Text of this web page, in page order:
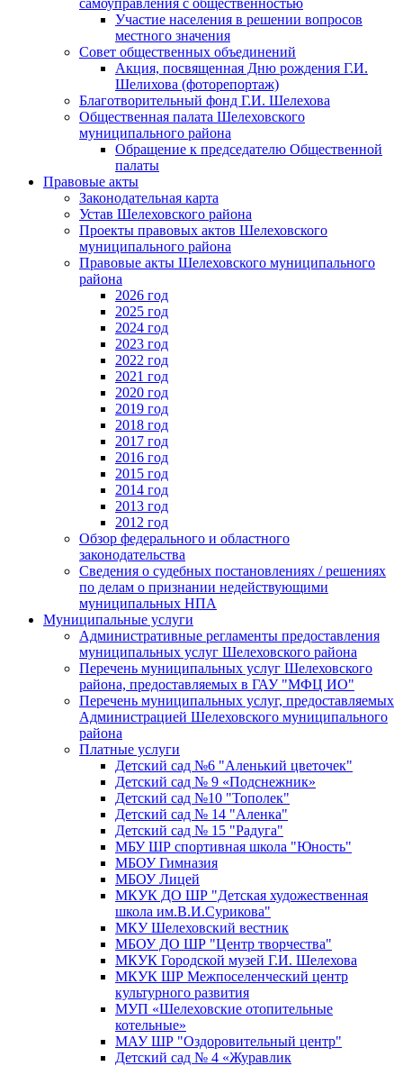
Участие населения в решении вопросов
местного значения
Совет общественных объединений
Акция, посвященная Дню рождения Г.И.
Шелихова (фоторепортаж)
Благотворительный фонд Г.И. Шелехова
Общественная палата Шелеховского
муниципального района
Обращение к председателю Общественной
палаты
Правовые акты
Законодательная карта
Устав Шелеховского района
Проекты правовых актов Шелеховского
муниципального района
Правовые акты Шелеховского муниципального
района
2026 год
2025 год
2024 год
2023 год
2022 год
2021 год
2020 год
2019 год
2018 год
2017 год
2016 год
2015 год
2014 год
2013 год
2012 год
Обзор федерального и областного
законодательства
Сведения о судебных постановлениях / решениях
по делам о признании недействующими
муниципальных НПА
Муниципальные услуги
Административные регламенты предоставления
муниципальных услуг Шелеховского района
Перечень муниципальных услуг Шелеховского
района, предоставляемых в ГАУ "МФЦ ИО"
Перечень муниципальных услуг, предоставляемых
Администрацией Шелеховского муниципального
района
Платные услуги
Детский сад №6 "Аленький цветочек"
Детский сад № 9 «Подснежник»
Детский сад №10 "Тополек"
Детский сад № 14 "Аленка"
Детский сад № 15 "Радуга"
МБУ ШР спортивная школа "Юность"
МБОУ Гимназия
МБОУ Лицей
МКУК ДО ШР "Детская художественная
школа им.В.И.Сурикова"
МКУ Шелеховский вестник
МБОУ ДО ШР "Центр творчества"
МКУК Городской музей Г.И. Шелехова
МКУК ШР Межпоселенческий центр
культурного развития
МУП «Шелеховские отопительные
котельные»
МАУ ШР "Оздоровительный центр"
Детский сад № 4 «Журавлик